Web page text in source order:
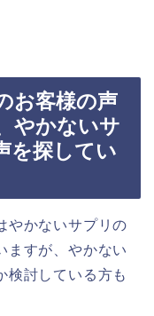
お客様の声
やかないサ
を探してい
やかないサプリの
ますが、やかない
検討している方も